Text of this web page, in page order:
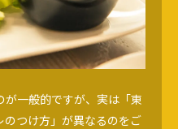
一般的ですが、実は「東
のつけ方」が異なるのをご